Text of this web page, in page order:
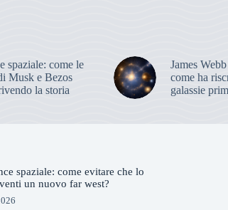
spaziale: come le
Musk e Bezos
la storia
James
come ha
galassie
spaziale: come evitare che lo
un nuovo far west?